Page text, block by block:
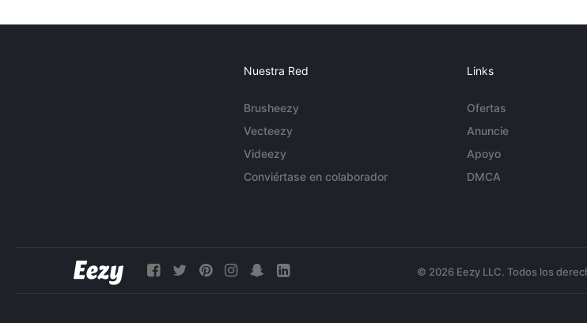
Nuestra Red
Brusheezy
Vecteezy
Videezy
Conviértase en colaborador
Links
Ofertas
Anuncie
Apoyo
DMCA
© 2026 Eezy LLC. Todos los